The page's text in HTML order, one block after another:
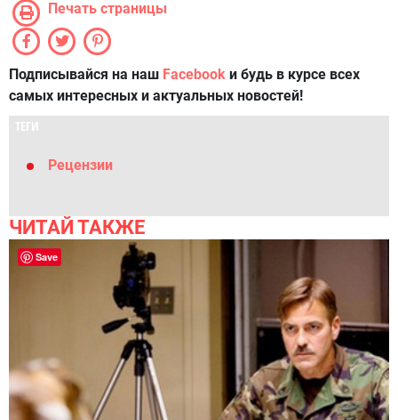
Печать страницы
Подписывайся на наш Facebook и будь в курсе всех
самых интересных и актуальных новостей!
ТЕГИ
Рецензии
ЧИТАЙ ТАКЖЕ
Save